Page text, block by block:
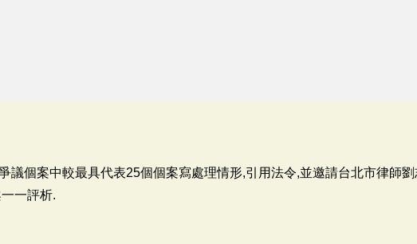
議個案中較最具代表25個個案寫處理情形,引用法令,並邀請台北市律師
一評析.